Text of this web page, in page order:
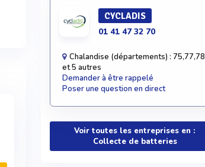
CYCLADIS
01 41 47 32 70
Chalandise (départements) : 75,77,78
et 5 autres
Demander à être rappelé
Poser une question en direct
Voir toutes les entreprises en :
Collecte de batteries